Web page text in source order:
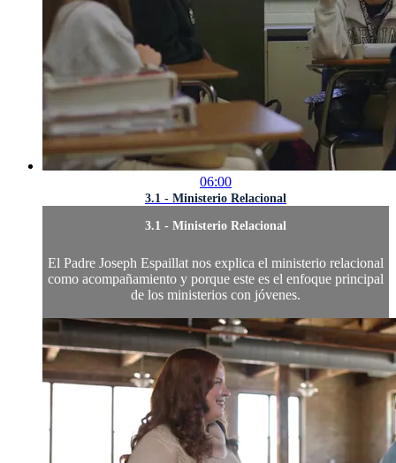
06:00
3.1 - Ministerio Relacional
3.1 - Ministerio Relacional
El Padre Joseph Espaillat nos explica el ministerio relacional
como acompañamiento y porque este es el enfoque principal
de los ministerios con jóvenes.